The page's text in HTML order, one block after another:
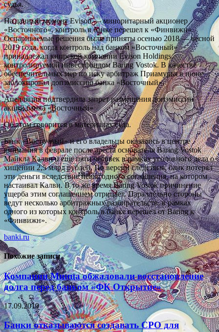
судья.
На данный момент Evison — миноритарный акционер
«Восточного», контроль в банке перешел к «Финвижн».
Оспариваемые решения были приняты осенью 2018 — весной
2019 года, когда контроль над банком «Восточный»
принадлежал кипрской компании Evison Holdings,
контролируемой инвестфондом Baring Vostok. В качестве
обеспечительных мер по иску арбитраж Приамурья в июне
заблокировал допэмиссию банка «Восточный».
Апелляция подтвердила запрет размещения допэмиссии
акций банка «Восточный»
Об этом говорится в материалах суда.
Банк «Восточный» и его владельцы оказались в центре
внимания в феврале после ареста основателя Baring Vostok
Майкла Калви и еще пяти человек в рамках уголовного дела о
хищении 2,5 млрд рублей. По версии следствия, банк потерял
эти деньги вследствие невыгодного соглашения, на котором
настаивал Калви. В то же время Baring Vostok причинение
ущерба этим соглашением отрицает. Параллельно стороны
ведут несколько арбитражных разбирательств, в рамках
одного из которых контроль в банке перешел от Baring к
«Финвижн».
banki.ru
Похожие записи
Компании Минца обжаловали восстановление
долга перед банком «ФК Открытие»
17.09.2019
Банки отказываются создавать СРО для